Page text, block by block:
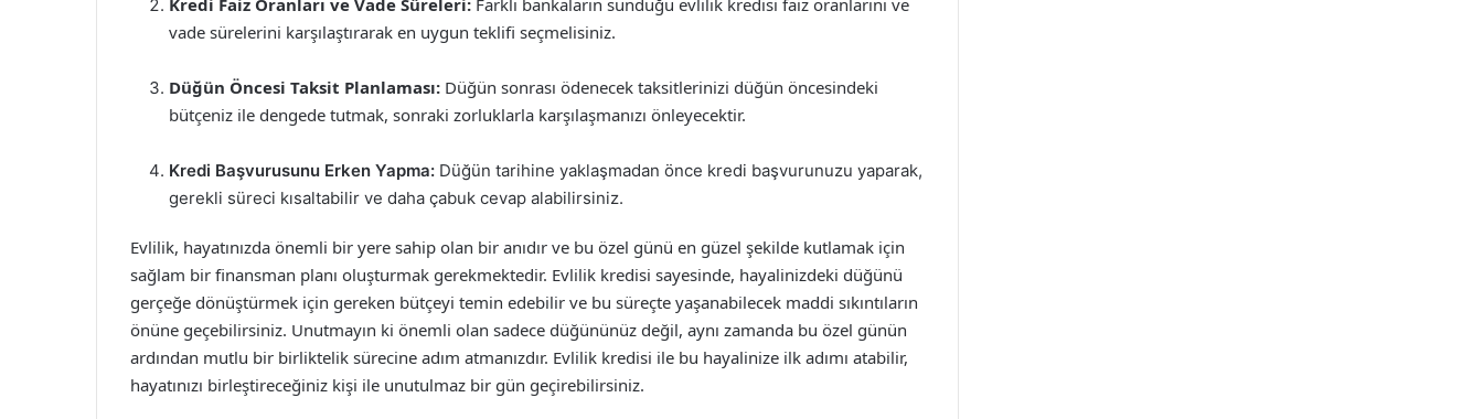
Kredi Faiz Oranları ve Vade Süreleri: Farklı bankaların sunduğu evlilik kredisi faiz oranlarını ve
vade sürelerini karşılaştırarak en uygun teklifi seçmelisiniz.
Düğün Öncesi Taksit Planlaması: Düğün sonrası ödenecek taksitlerinizi düğün öncesindeki
bütçeniz ile dengede tutmak, sonraki zorluklarla karşılaşmanızı önleyecektir.
Kredi Başvurusunu Erken Yapma: Düğün tarihine yaklaşmadan önce kredi başvurunuzu yaparak,
gerekli süreci kısaltabilir ve daha çabuk cevap alabilirsiniz.
Evlilik, hayatınızda önemli bir yere sahip olan bir anıdır ve bu özel günü en güzel şekilde kutlamak için
sağlam bir finansman planı oluşturmak gerekmektedir. Evlilik kredisi sayesinde, hayalinizdeki düğünü
gerçeğe dönüştürmek için gereken bütçeyi temin edebilir ve bu süreçte yaşanabilecek maddi sıkıntıların
önüne geçebilirsiniz. Unutmayın ki önemli olan sadece düğününüz değil, aynı zamanda bu özel günün
ardından mutlu bir birliktelik sürecine adım atmanızdır. Evlilik kredisi ile bu hayalinize ilk adımı atabilir,
hayatınızı birleştireceğiniz kişi ile unutulmaz bir gün geçirebilirsiniz.